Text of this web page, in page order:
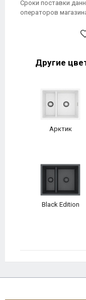
Сроки поставки
операторов
Другие
Арктик
Black Edition